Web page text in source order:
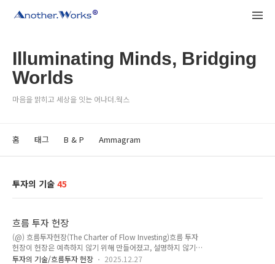
Illuminating Minds, Bridging
Worlds
마음을 맑히고 세상을 잇는 어나더.웍스
홈 태그 B & P Ammagram
투자의 기술 45
흐름 투자 헌장
(@) 흐름투자헌장(The Charter of Flow Investing)흐름 투자
헌장이 헌장은 예측하지 않기 위해 만들어졌고, 설명하지 않기
위해 정리되었으며, 어긋나지 않기 위해 존재한다.제1조 — 시장
투자의 기술/흐름투자 헌장 2025.12.27